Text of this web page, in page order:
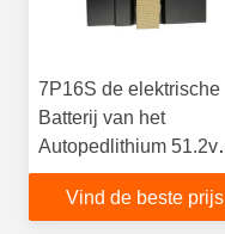
7P16S de elektrische
Batterij van het
Autopedlithium 51.2v
40Ah over 2000time
Cycli Met lange
Vind de beste prijs